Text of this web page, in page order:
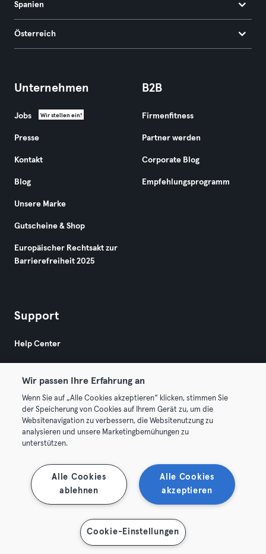
Spanien
Österreich
Unternehmen
Jobs Wir stellen ein!
Presse
Kontakt
Blog
Unsere Marke
Gutscheine & Shop
Europäischer Rechtsakt zur
Barrierefreiheit 2025
B2B
Firmenfitness
Partner werden
Corporate Blog
Empfehlungsprogramm
Support
Help Center
© 2026 Urban Sports Group GmbH. All rights reserved.
AGB Datenschutz
Vertrag hier kündigen Hier Verträge widerrufen
Wir passen Ihre Erfahrung an
Wenn Sie auf „Alle Cookies akzeptieren“ klicken, stimmen Sie
der Speicherung von Cookies auf Ihrem Gerät zu, um die
Websitenavigation zu verbessern, die Websitenutzung zu
analysieren und unsere Marketingbemühungen zu
unterstützen.
Alle Cookies
akzeptieren
Alle Cookies
ablehnen
Cookie-Einstellungen